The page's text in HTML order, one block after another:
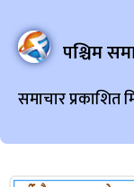
पश्चिम
समाचार प्रकाशित